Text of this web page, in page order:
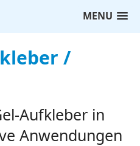
MENU
/
Aufkleber in
Anwendungen